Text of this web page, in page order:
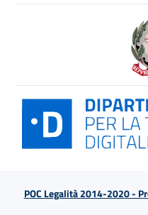
POC Legalità 2014-2020 -